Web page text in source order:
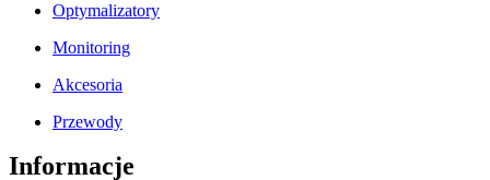
Optymalizatory
Monitoring
Akcesoria
Przewody
Informacje